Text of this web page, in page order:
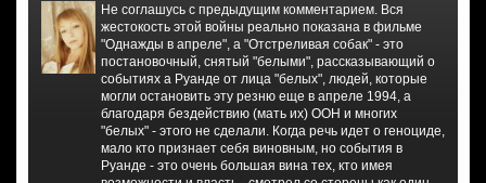
Не соглашусь с предыдущим комментарием. Вся
жестокость этой войны реально показана в фильме
"Однажды в апреле", а "Отстреливая собак" - это
постановочный, снятый "белыми", рассказывающий о
событиях а Руанде от лица "белых", людей, которые
могли остановить эту резню еще в апреле 1994, а
благодаря бездействию (мать их) ООН и многих
"белых" - этого не сделали. Когда речь идет о геноциде,
мало кто признает себя виновным, но события в
Руанде - это очень большая вина тех, кто имея